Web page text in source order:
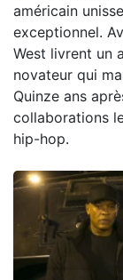
américain
exceptionnel.
West livrent un
novateur qui
Quinze ans
collaborations
hip-hop.